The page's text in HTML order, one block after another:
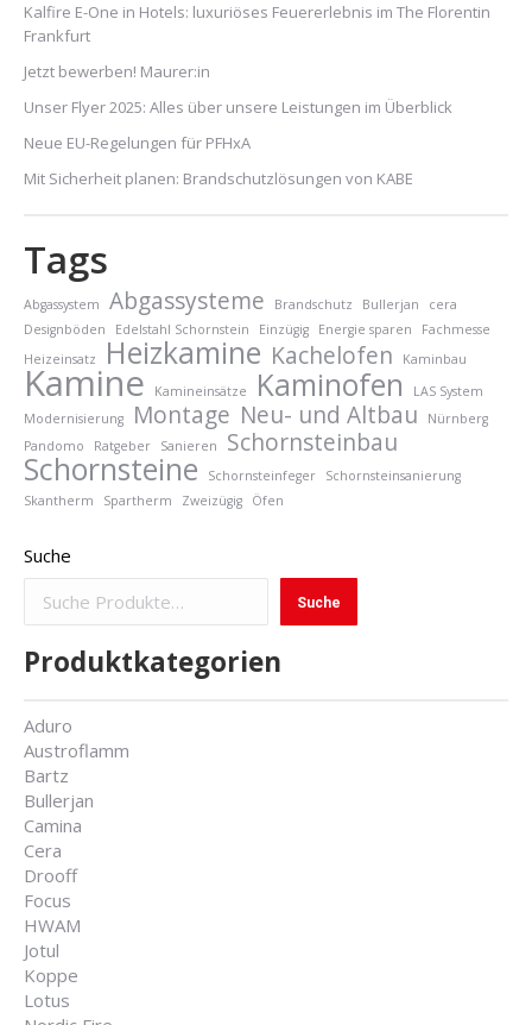
Kalfire E-One in Hotels: luxuriöses Feuererlebnis im The Florentin
Frankfurt
Jetzt bewerben! Maurer:in
Unser Flyer 2025: Alles über unsere Leistungen im Überblick
Neue EU-Regelungen für PFHxA
Mit Sicherheit planen: Brandschutzlösungen von KABE
Tags
Abgassystem Abgassysteme Brandschutz Bullerjan
cera
Designböden
Edelstahl Schornstein Einzügig Energie sparen
Fachmesse
Heizeinsatz
Heizkamine Kachelofen Kaminbau
Kamine Kamineinsätze Kaminofen
LAS System
Modernisierung
Montage Neu- und Altbau
Nürnberg
Pandomo
Ratgeber Sanieren Schornsteinbau
Schornsteine Schornsteinfeger
Schornsteinsanierung
Skantherm
Spartherm Zweizügig Öfen
Suche
Suche
Produktkategorien
Aduro
Austroflamm
Bartz
Bullerjan
Camina
Cera
Drooff
Focus
HWAM
Jotul
Koppe
Lotus